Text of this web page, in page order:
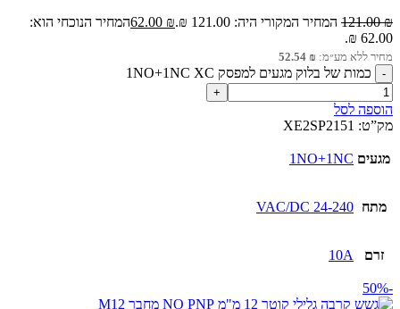
121.00₪ המחיר המקורי היה: 121.00 ₪. 62.00 ₪
המחיר הנוכחי הוא:
62.00 ₪.
מחיר ללא מע״מ: 52.54 ₪
כמות של בלוק מגעים למפסק 1NO+1NC XC
הוספה לסל
מק”ט: XE2SP2151
מגעים 1NO+1NC
מתח 24-240 VAC/DC
זרם 10A
-50%